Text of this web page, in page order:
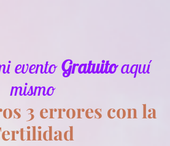
eventoGratuitoaquí
mismo
3 errores con la